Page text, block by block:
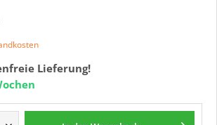
Lieferung!